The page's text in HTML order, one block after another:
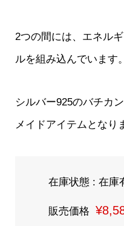
2つの間には、エネル
ルを組み込んでいます。
シルバー925のバチカ
メイドアイテムとなり
在庫状態 : 在庫
販売価格